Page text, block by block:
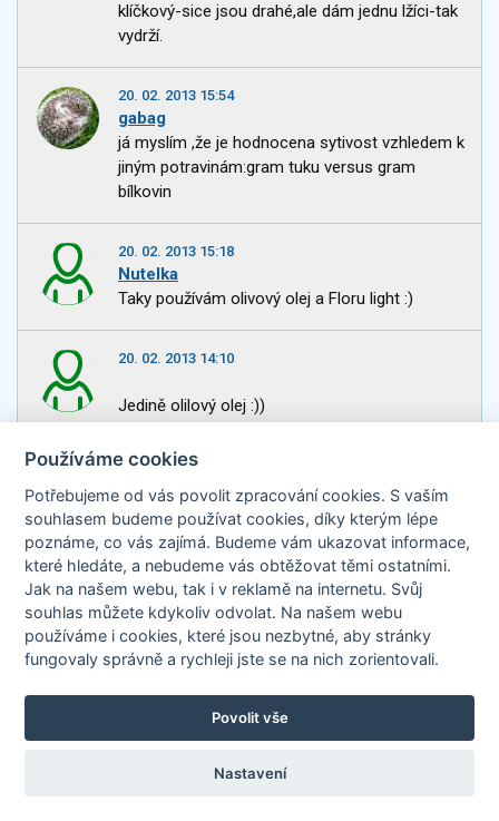
klíčkový-sice jsou drahé,ale dám jednu lžíci-tak
vydrží.
20. 02. 2013 15:54
gabag
já myslím ,že je hodnocena sytivost vzhledem k
jiným potravinám:gram tuku versus gram
bílkovin
20. 02. 2013 15:18
Nutelka
Taky používám olivový olej a Floru light :)
20. 02. 2013 14:10
Jedině olilový olej :))
20. 02. 2013 12:00
birkitre
Já de facto nesmažím, ale jen restuji, na trošce
olivového oleje všechno a chuťově to není
vůbec znát, že by ono zahřívání dělalo nějakou
neplechu. A jinak k margarínům mě nedonutí
nikdo, pečivo si nenatírám, přikusuji je k sýrům
či tvarohu jen tak a vařím na másle, v tom
minimálním množství to kaloricky vyjde stejně a
zda chybějící tuky, mám to v semaforcích
chci věřit, že je to vyvážené - a vzhledem k
Používáme cookies
Potřebujeme od vás povolit zpracování cookies. S vaším
souhlasem budeme používat cookies, díky kterým lépe
poznáme,co vás zajímá. Budeme vám ukazovat informace,
které hledáte, a nebudeme vás obtěžovat těmi ostatními.
Jak na našem webu, tak i v reklamě na internetu. Svůj
souhlas můžete kdykoliv odvolat. Na našem webu
používáme i cookies, které jsou nezbytné, aby stránky
fungovaly správně a rychleji jste se na nich zorientovali.
Povolit vše
Nastavení